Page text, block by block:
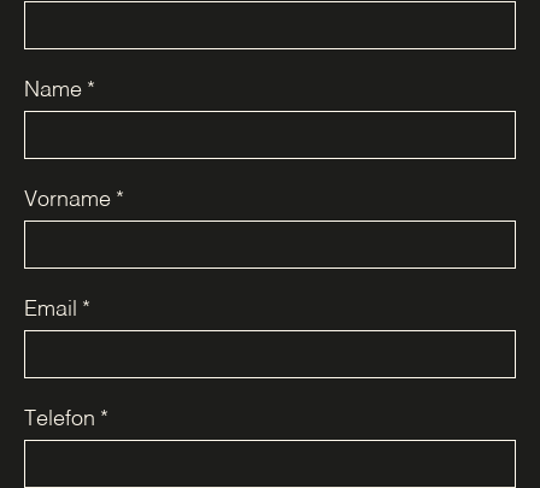
Name *
Vorname *
Email *
Telefon *